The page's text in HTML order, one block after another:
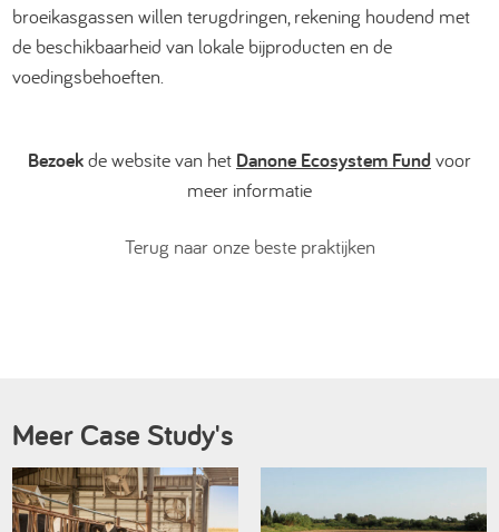
broeikasgassen willen terugdringen, rekening houdend met
de beschikbaarheid van lokale bijproducten en de
voedingsbehoeften.
Bezoekde website van het Danone Ecosystem Fund voor
meer informatie
Terug naar onze beste praktijken
Meer Case Study's